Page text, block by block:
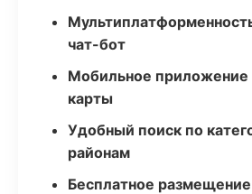
чат-бот
Мобильное приложение
карты
Удобный поиск по
районам
Бесплатное